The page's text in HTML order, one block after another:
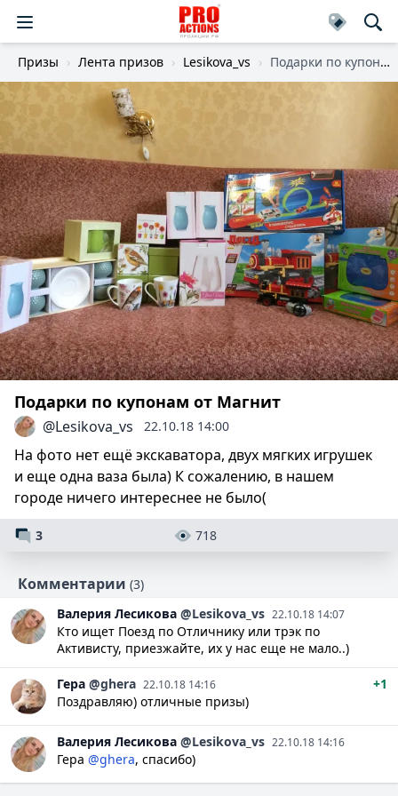
Призы Лента призов Lesikova_vs Подарки по купонам
Подарки по купонам от Магнит
@Lesikova_vs 22.10.18 14:00
На фото нет ещё экскаватора, двух мягких игрушек
и еще одна ваза была) К сожалению, в нашем
городе ничего интереснее не было(
3 718
Комментарии (3)
Валерия Лесикова @Lesikova_vs 22.10.18 14:07
Кто ищет Поезд по Отличнику или трэк по
Активисту, приезжайте, их у нас еще не мало..)
Гера @ghera 22.10.18 14:16
+1
Поздравляю) отличные призы)
Валерия Лесикова @Lesikova_vs 22.10.18 14:16
Гера @ghera, спасибо)